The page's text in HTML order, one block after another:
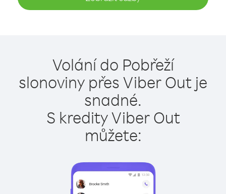
Volání do Pobřeží
slonoviny přes Viber Out je
snadné.
S kredity Viber Out
můžete: